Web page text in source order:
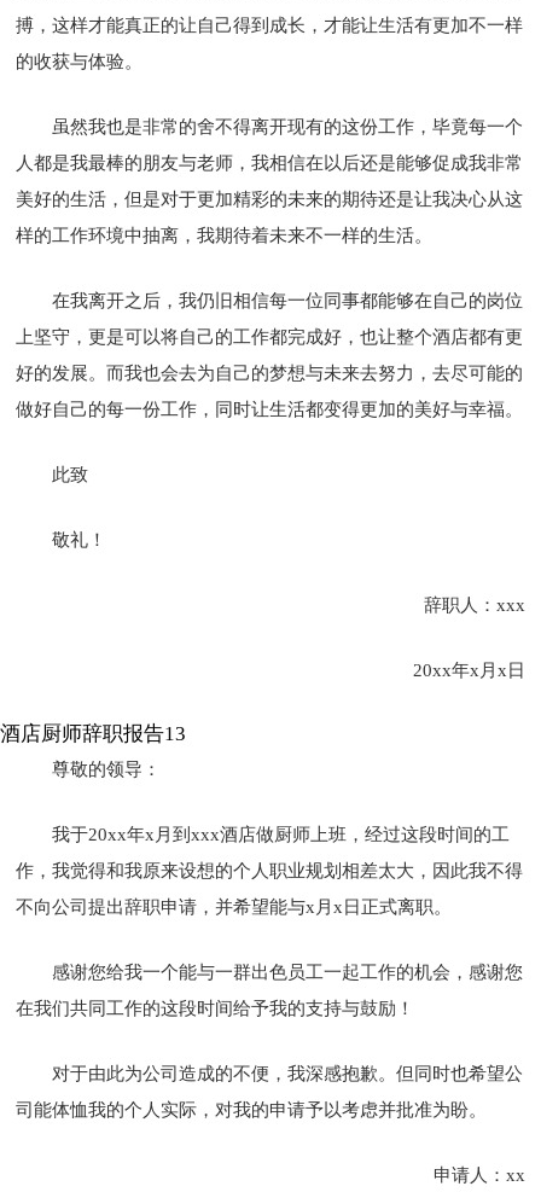
搏，这样才能真正的让自己得到成长，才能让生活有更加不一样
的收获与体验。
虽然我也是非常的舍不得离开现有的这份工作，毕竟每一个
人都是我最棒的朋友与老师，我相信在以后还是能够促成我非常
美好的生活，但是对于更加精彩的未来的期待还是让我决心从这
样的工作环境中抽离，我期待着未来不一样的生活。
在我离开之后，我仍旧相信每一位同事都能够在自己的岗位
上坚守，更是可以将自己的工作都完成好，也让整个酒店都有更
好的发展。而我也会去为自己的梦想与未来去努力，去尽可能的
做好自己的每一份工作，同时让生活都变得更加的美好与幸福。
此致
敬礼！
辞职人：xxx
20xx年x月x日
酒店厨师辞职报告13
尊敬的领导：
我于20xx年x月到xxx酒店做厨师上班，经过这段时间的工
作，我觉得和我原来设想的个人职业规划相差太大，因此我不得
不向公司提出辞职申请，并希望能与x月x日正式离职。
感谢您给我一个能与一群出色员工一起工作的机会，感谢您
在我们共同工作的这段时间给予我的支持与鼓励！
对于由此为公司造成的不便，我深感抱歉。但同时也希望公
司能体恤我的个人实际，对我的申请予以考虑并批准为盼。
申请人：xx